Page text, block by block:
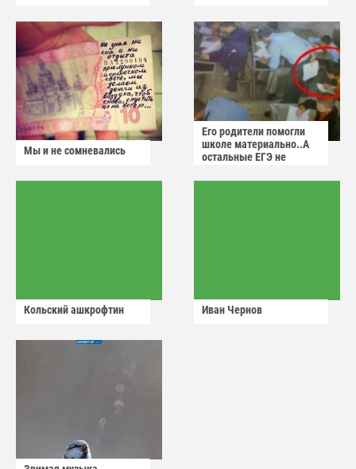
Мы и не сомневались
Его родители помогли
школе материально..А
остальные ЕГЭ не
Кольский ашкрофтин Иван Чернов